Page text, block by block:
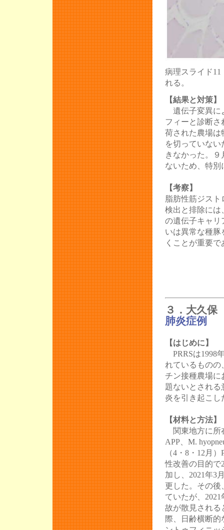
病理スライド
れる。
【結果と対策】
遺伝子変異に
フィーと診断さ
荷された農場は
を切っていな
きなかった。
ないため、特別
【考察】
脂肪性筋ジス
検出と排除には
の遺伝子キャリ
いは異常な種
くことが重要で
３．大久
肺炎症例
【はじめに】
PRRSは1998
れているものの
チン接種農場に
題ないとされる
炎を引き起こし
【材料と方法】
関東地方に所
APP、M.
（4・8・12月
性改善の目的で
加し、2021年3
更した。その後
ていたが、
故が散見される
際、日齢横断